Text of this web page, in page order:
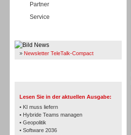
Partner
Service
» Newsletter TeleTalk-Compact
Lesen Sie in der aktuellen Ausgabe:
• KI muss liefern
• Hybride Teams managen
• Geopolitik
• Software 2036